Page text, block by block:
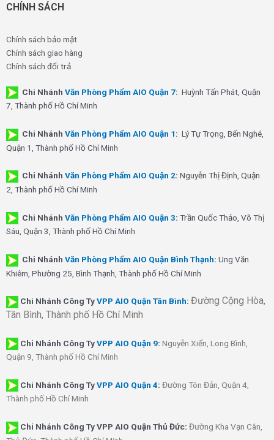
CHÍNH SÁCH
Chính sách bảo mật
Chính sách giao hàng
Chính sách đổi trả
Chi Nhánh Văn Phòng Phẩm AIO Quận 7: Huỳnh Tấn Phát, Quận
7, Thành phố Hồ Chí Minh
Chi Nhánh Văn Phòng Phẩm AIO Quận 1: Lý Tự Trọng, Bến Nghé,
Quận 1, Thành phố Hồ Chí Minh
Chi Nhánh Văn Phòng Phẩm AIO Quận 2: Nguyễn Thị Định, Quận
2, Thành phố Hồ Chí Minh
Chi Nhánh Văn Phòng Phẩm AIO Quận 3: Trần Quốc Thảo, Võ Thị
Sáu, Quận 3, Thành phố Hồ Chí Minh
Chi Nhánh Văn Phòng Phẩm AIO Quận Bình Thạnh: Ung Văn
Khiêm, Phường 25, Bình Thạnh, Thành phố Hồ Chí Minh
Chi Nhánh Công TyVPP AIO Quận Tân Bình: Đường Cộng Hòa,
Tân Bình, Thành phố Hồ Chí Minh
Chi Nhánh Công TyVPP AIO Quận 9: Nguyễn Xiển, Long Bình,
Quận 9, Thành phố Hồ Chí Minh
Chi Nhánh Công TyVPP AIO Quận 4: Đường Tôn Đản, Quận 4,
Thành phố Hồ Chí Minh
Chi Nhánh Công Ty VPP AIO Quận Thủ Đức: Đường Kha Vạn Cân,